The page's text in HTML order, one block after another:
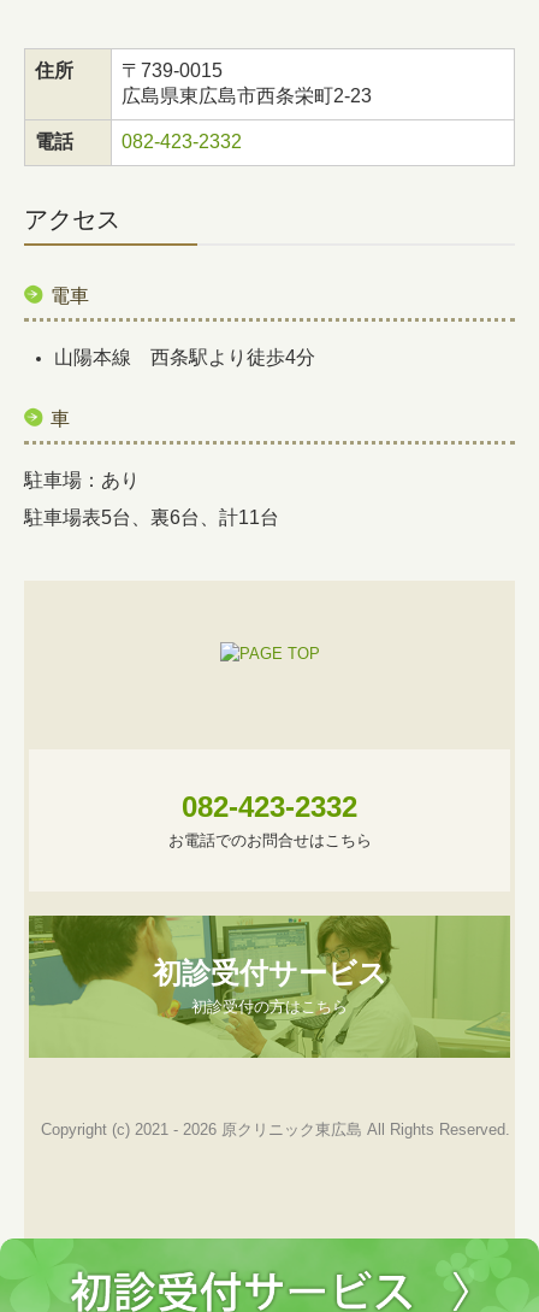
住所
〒739-0015
広島県東広島市西条栄町2-23
電話 082-423-2332
アクセス
電車
山陽本線 西条駅より徒歩4分
車
駐車場：あり
駐車場表5台、裏6台、計11台
082-423-2332
お電話でのお問合せはこちら
初診受付サービス
初診受付の方はこちら
Copyright (c) 2021 - 2026 原クリニック東広島 All Rights Reserved.